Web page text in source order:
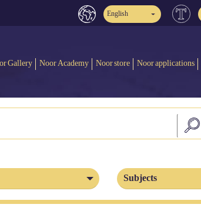
English
Gallery Noor Academy Noor store Noor applications
Subjects